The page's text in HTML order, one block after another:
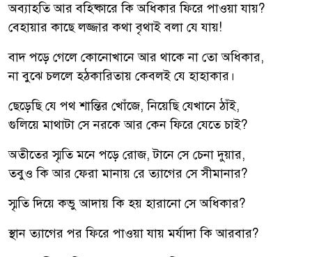
অব্যাহতি আর বহিষ্কারে কি অধিকার ফিরে পাওয়া যায়?
বেহায়ার কাছে লজ্জার কথা বৃথাই বলা যে যায়!
বাদ পড়ে গেলে কোনোখানে আর থাকে না তো অধিকার,
না বুঝে চললে হঠকারিতায় কেবলই যে হাহাকার।
ছেড়েছি যে পথ শান্তির খোঁজে, নিয়েছি যেখানে ঠাঁই,
গুলিয়ে মাথাটা সে নরকে আর কেন ফিরে যেতে চাই?
অতীতের স্মৃতি মনে পড়ে রোজ, টানে সে চেনা দুয়ার,
তবুও কি আর ফেরা মানায় রে ত্যাগের সে সীমানার?
স্মৃতি দিয়ে কভু আদায় কি হয় হারানো সে অধিকার?
স্থান ত্যাগের পর ফিরে পাওয়া যায় মর্যাদা কি আরবার?